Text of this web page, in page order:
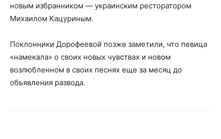
новым избранником — украинским ресторатором
Михаилом Кацуриным.
Поклонники Дорофеевой позже заметили, что певица
«намекала» о своих новых чувствах и новом
возлюбленном в своих песнях еще за месяц до
объявления развода.